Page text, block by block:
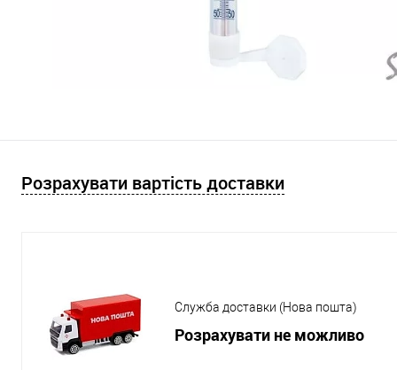
Розрахувати вартість доставки
Служба доставки (Нова пошта)
Розрахувати не можливо